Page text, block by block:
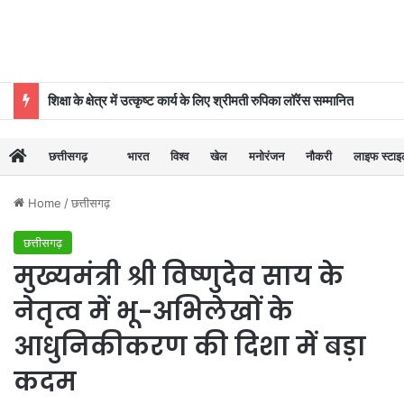
शिक्षा के क्षेत्र में उत्कृष्ट कार्य के लिए श्रीमती रुपिका लॉरेंस सम्मानित
छत्तीसगढ़ भारत विश्व खेल मनोरंजन नौकरी लाइफ
Home /छत्तीसगढ़
छत्तीसगढ़
मुख्यमंत्री श्री विष्णुदेव साय के
नेतृत्व में भू-अभिलेखों के
आधुनिकीकरण की दिशा में बड़ा
कदम